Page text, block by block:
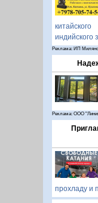
индийского
Реклама: ИП
Реклама: ООО
прохладу и